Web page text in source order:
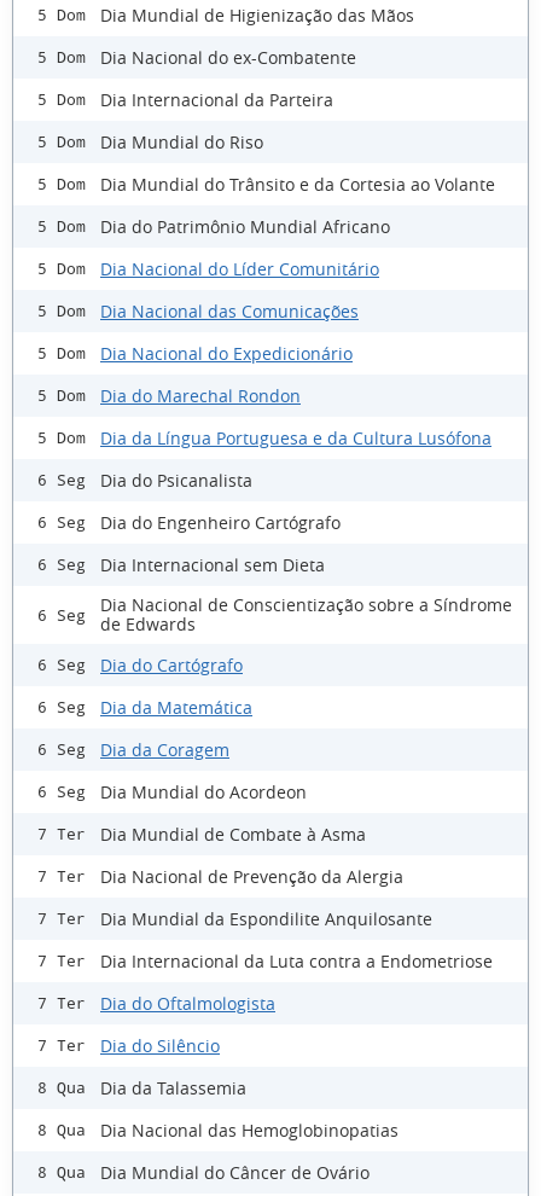
5 Dom Dia Mundial de Higienização das Mãos
5 Dom Dia Nacional do ex-Combatente
5 Dom Dia Internacional da Parteira
5 Dom Dia Mundial do Riso
5 Dom Dia Mundial do Trânsito e da Cortesia ao Volante
5 Dom Dia do Patrimônio Mundial Africano
5 Dom Dia Nacional do Líder Comunitário
5 Dom Dia Nacional das Comunicações
5 Dom Dia Nacional do Expedicionário
5 Dom Dia do Marechal Rondon
5 Dom Dia da Língua Portuguesa e da Cultura Lusófona
6 Seg Dia do Psicanalista
6 Seg Dia do Engenheiro Cartógrafo
6 Seg Dia Internacional sem Dieta
6 Seg
Dia Nacional de Conscientização sobre a Síndrome
de Edwards
6 Seg Dia do Cartógrafo
6 Seg Dia da Matemática
6 Seg Dia da Coragem
6 Seg Dia Mundial do Acordeon
7 Ter Dia Mundial de Combate à Asma
7 Ter Dia Nacional de Prevenção da Alergia
7 Ter Dia Mundial da Espondilite Anquilosante
7 Ter Dia Internacional da Luta contra a Endometriose
7 Ter Dia do Oftalmologista
7 Ter Dia do Silêncio
8 Qua Dia da Talassemia
8 Qua Dia Nacional das Hemoglobinopatias
8 Qua Dia Mundial do Câncer de Ovário